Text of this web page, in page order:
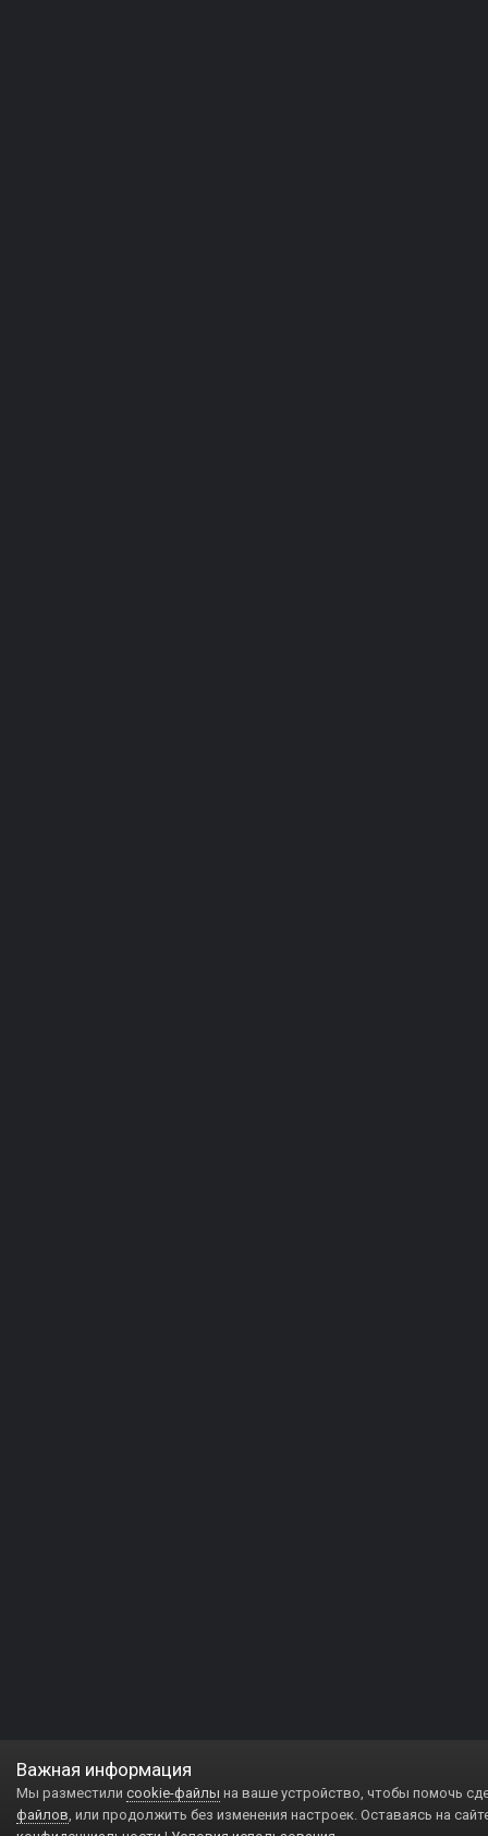
Важная информация
Мы разместили cookie-файлы на ваше устройство, чтобы помочь
файлов, или продолжить без изменения настроек. Оставаясь на